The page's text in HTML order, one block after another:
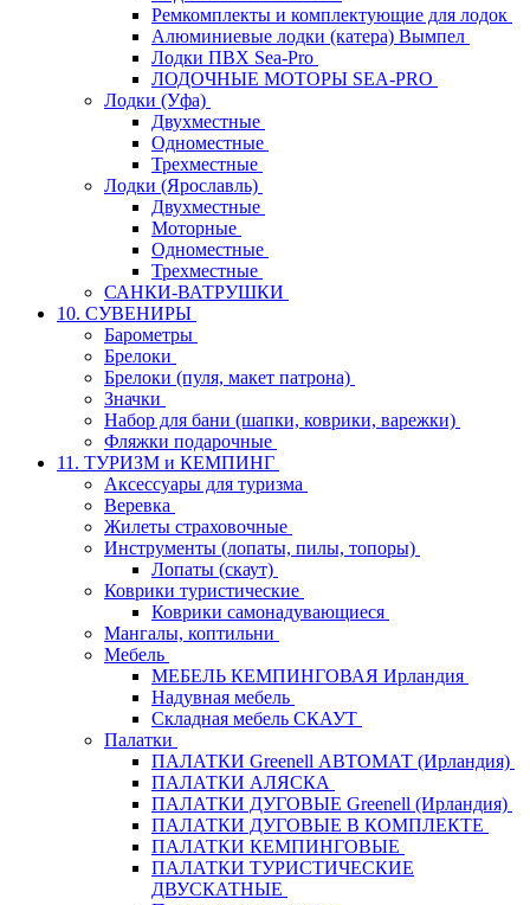
Ремкомплекты и комплектующие для лодок
Алюминиевые лодки (катера) Вымпел
Лодки ПВХ Sea-Pro
ЛОДОЧНЫЕ МОТОРЫ SEA-PRO
Лодки (Уфа)
Двухместные
Одноместные
Трехместные
Лодки (Ярославль)
Двухместные
Моторные
Одноместные
Трехместные
САНКИ-ВАТРУШКИ
10. СУВЕНИРЫ
Барометры
Брелоки
Брелоки (пуля, макет патрона)
Значки
Набор для бани (шапки, коврики, варежки)
Фляжки подарочные
11. ТУРИЗМ и КЕМПИНГ
Аксессуары для туризма
Веревка
Жилеты страховочные
Инструменты (лопаты, пилы, топоры)
Лопаты (скаут)
Коврики туристические
Коврики самонадувающиеся
Мангалы, коптильни
Мебель
МЕБЕЛЬ КЕМПИНГОВАЯ Ирландия
Надувная мебель
Складная мебель СКАУТ
Палатки
ПАЛАТКИ Greenell АВТОМАТ (Ирландия)
ПАЛАТКИ АЛЯСКА
ПАЛАТКИ ДУГОВЫЕ Greenell (Ирландия)
ПАЛАТКИ ДУГОВЫЕ В КОМПЛЕКТЕ
ПАЛАТКИ КЕМПИНГОВЫЕ
ПАЛАТКИ ТУРИСТИЧЕСКИЕ
ДВУСКАТНЫЕ